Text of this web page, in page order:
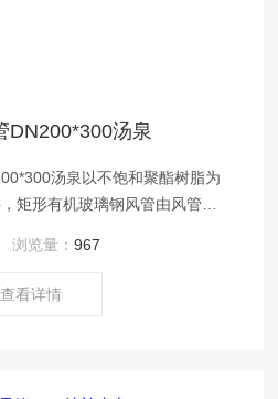
DN200*300汤泉
汤泉以不饱和聚酯树脂为
矩形有机玻璃钢风管由风管本
浏览量：967
查看详情